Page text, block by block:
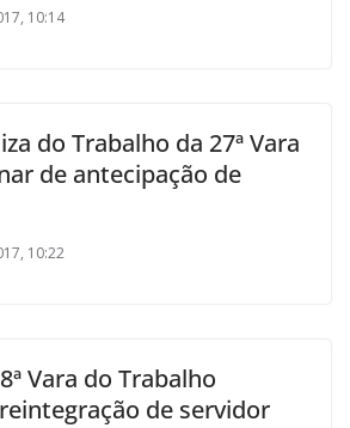
10:14
do Trabalho da 27ª Vara
de antecipação de
10:22
Vara do Trabalho
de servidor